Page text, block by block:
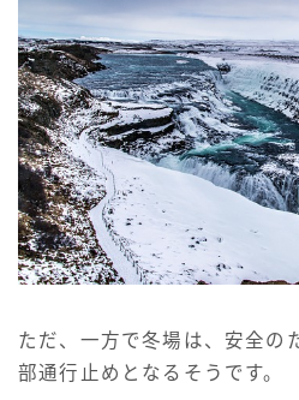
ただ、一方で冬場は、安全の
部通行止めとなるそうです。